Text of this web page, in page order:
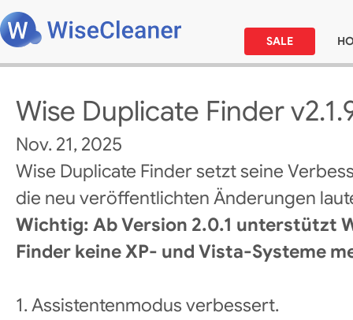
SALE
Wise Duplicate Finder
Nov. 21, 2025
Wise Duplicate Finder setzt seine
die neu veröffentlichten Änderungen
Wichtig: Ab Version 2.0.1 unterstützt
Finder keine XP- und Vista-Systeme
1. Assistentenmodus verbessert.